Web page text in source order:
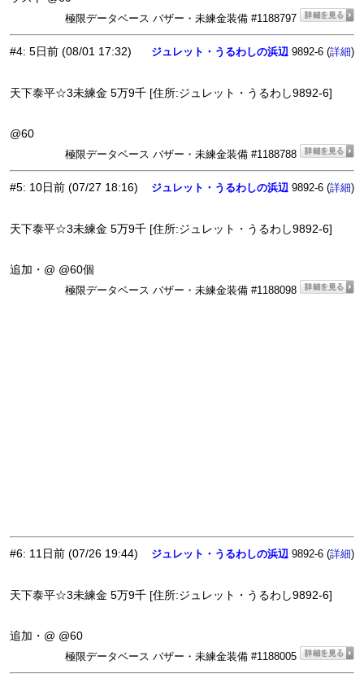
極限データベース バザー・未練金装備 #1188797
#4: 5日前 (08/01 17:32) ジュレット・うるわしの浜辺 9892-6 (詳細)
天下泰平☆3未練金 5万9千 [住所:ジュレット・うるわし9892-6]
@60
極限データベース バザー・未練金装備 #1188788
#5: 10日前 (07/27 18:16) ジュレット・うるわしの浜辺 9892-6 (詳細)
天下泰平☆3未練金 5万9千 [住所:ジュレット・うるわし9892-6]
追加・@ @60個
極限データベース バザー・未練金装備 #1188098
#6: 11日前 (07/26 19:44) ジュレット・うるわしの浜辺 9892-6 (詳細)
天下泰平☆3未練金 5万9千 [住所:ジュレット・うるわし9892-6]
追加・@ @60
極限データベース バザー・未練金装備 #1188005